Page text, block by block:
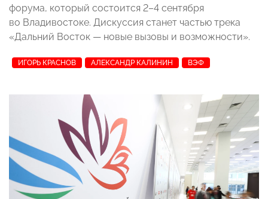
форума, который состоится 2–4 сентября
во Владивостоке. Дискуссия станет частью трека
«Дальний Восток — новые вызовы и возможности».
ИГОРЬ КРАСНОВ АЛЕКСАНДР КАЛИНИН ВЭФ